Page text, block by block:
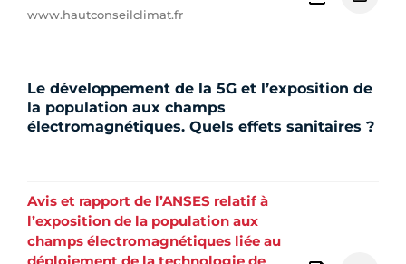
www.hautconseilclimat.fr
Le développement de la 5G et l’exposition de
la population aux champs
électromagnétiques. Quels effets sanitaires ?
Avis et rapport de l’ANSES relatif à
l’exposition de la population aux
champs électromagnétiques liée au